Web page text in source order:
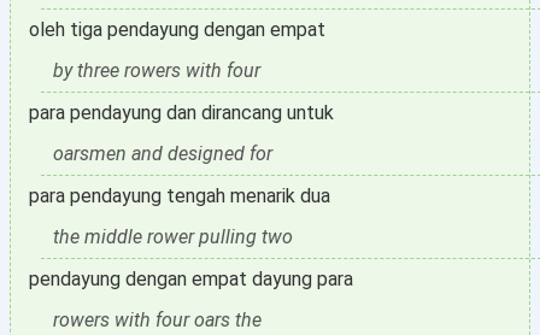
oleh tiga pendayung dengan empat
by three rowers with four
para pendayung dan dirancang untuk
oarsmen and designed for
para pendayung tengah menarik dua
the middle rower pulling two
pendayung dengan empat dayung para
rowers with four oars the